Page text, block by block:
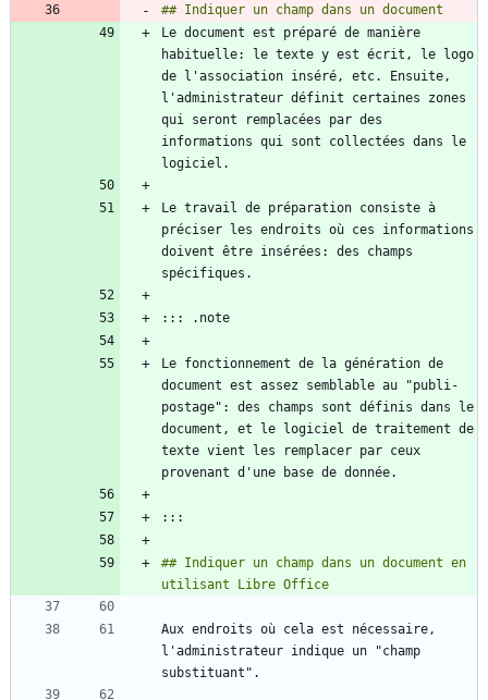
Le document est préparé de manière
habituelle: le texte y est écrit, le logo
de l'association inséré, etc. Ensuite,
l'administrateur définit certaines zones
qui seront remplacées par des
informations qui sont collectées dans le
Le travail de préparation consiste à
préciser les endroits où ces informations
doivent être insérées: des champs
Le fonctionnement de la génération de
document est assez semblable au "publi-
postage": des champs sont définis dans le
document, et le logiciel de traitement de
texte vient les remplacer par ceux
## Indiquer un champ dans un document en
Aux endroits où cela est nécessaire,
l'administrateur indique un "champ